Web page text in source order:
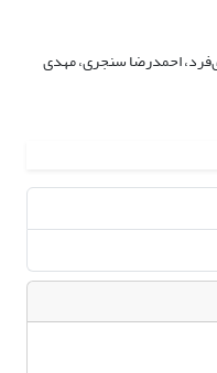
احمدرضا سنجری، مهدی